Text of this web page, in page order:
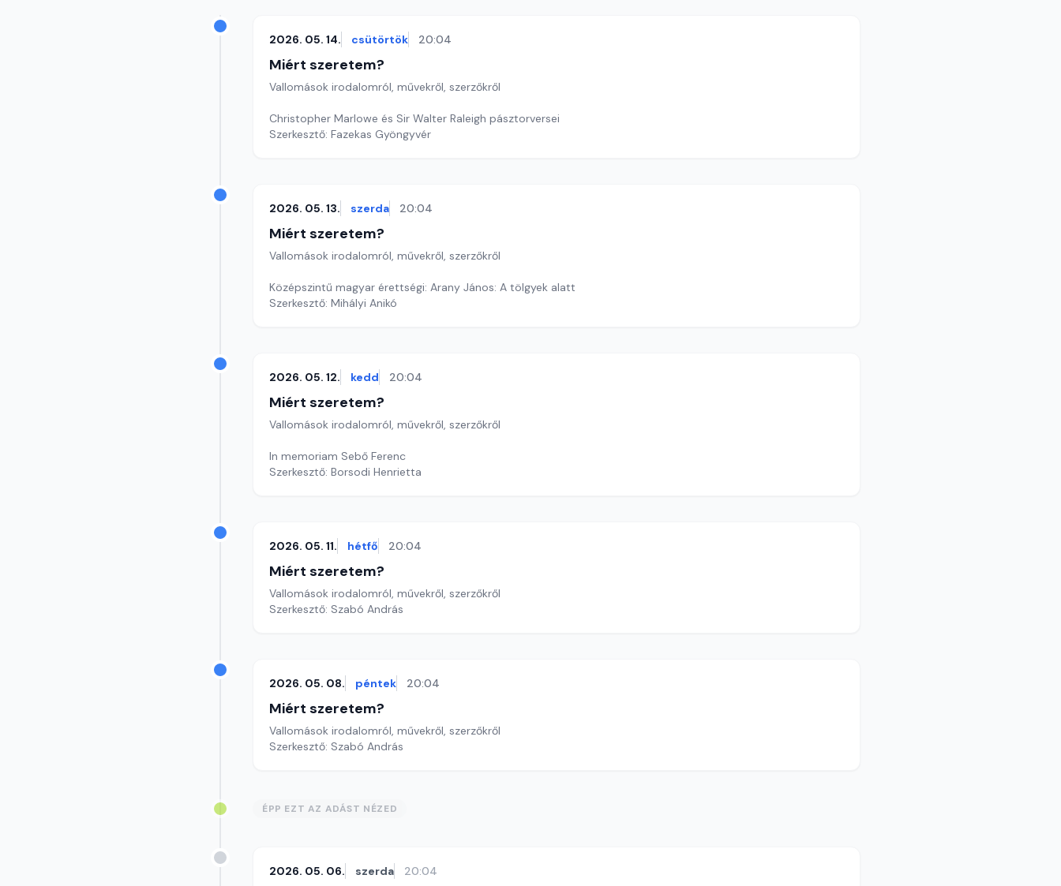
2026. 05. 14. csütörtök 20:04
Miért szeretem?
Vallomások irodalomról, művekről, szerzőkről
Christopher Marlowe és Sir Walter Raleigh pásztorversei
Szerkesztő: Fazekas Gyöngyvér
2026. 05. 13. szerda 20:04
Miért szeretem?
Vallomások irodalomról, művekről, szerzőkről
Középszintű magyar érettségi: Arany János: A tölgyek alatt
Szerkesztő: Mihályi Anikó
2026. 05. 12. kedd 20:04
Miért szeretem?
Vallomások irodalomról, művekről, szerzőkről
In memoriam Sebő Ferenc
Szerkesztő: Borsodi Henrietta
2026. 05. 11. hétfő 20:04
Miért szeretem?
Vallomások irodalomról, művekről, szerzőkről
Szerkesztő: Szabó András
2026. 05. 08. péntek 20:04
Miért szeretem?
Vallomások irodalomról, művekről, szerzőkről
Szerkesztő: Szabó András
ÉPP EZT AZ ADÁST NÉZED
2026. 05. 06. szerda 20:04